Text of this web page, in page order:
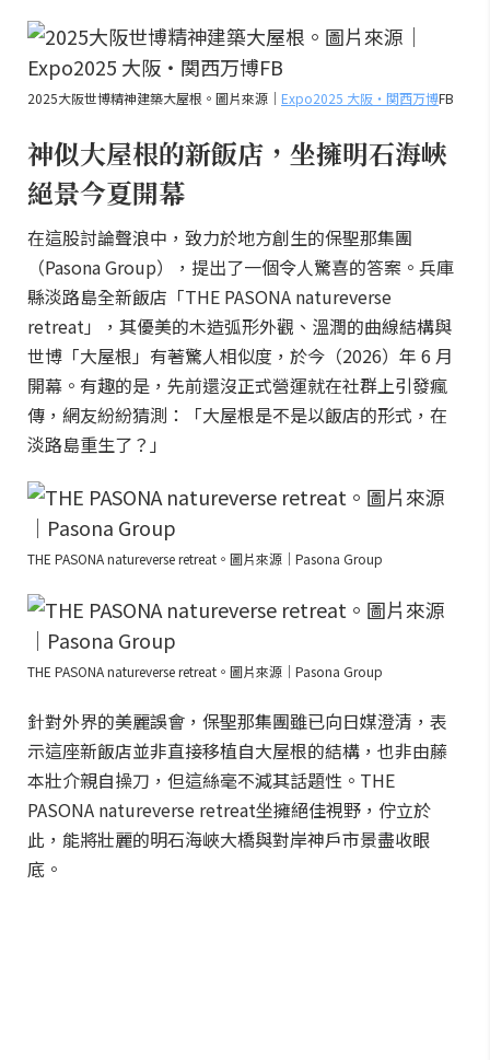
2025大阪世博精神建築大屋根。圖片來源｜ Expo2025 大阪・関西万博FB
神似大屋根的新飯店，坐擁明石海峽
絕景今夏開幕
在這股討論聲浪中，致力於地方創生的保聖那集團
（Pasona Group），提出了一個令人驚喜的答案。兵庫
縣淡路島全新飯店「THE PASONA natureverse
retreat」，其優美的木造弧形外觀、溫潤的曲線結構與
世博「大屋根」有著驚人相似度，於今（2026）年 6 月
開幕。有趣的是，先前還沒正式營運就在社群上引發瘋
傳，網友紛紛猜測：「大屋根是不是以飯店的形式，在
淡路島重生了？」
THE PASONA natureverse retreat。圖片來源｜Pasona Group
THE PASONA natureverse retreat。圖片來源｜Pasona Group
針對外界的美麗誤會，保聖那集團雖已向日媒澄清，表
示這座新飯店並非直接移植自大屋根的結構，也非由藤
本壯介親自操刀，但這絲毫不減其話題性。THE
PASONA natureverse retreat坐擁絕佳視野，佇立於
此，能將壯麗的明石海峽大橋與對岸神戶市景盡收眼
底。